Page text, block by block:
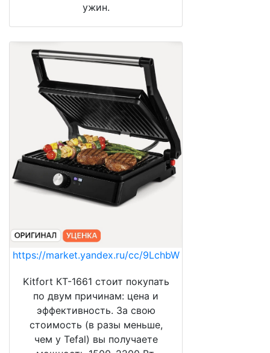
ужин.
https://market.yandex.ru/cc/9LchbW
Kitfort КТ-1661 стоит покупать
по двум причинам: цена и
эффективность. За свою
стоимость (в разы меньше,
чем у Tefal) вы получаете